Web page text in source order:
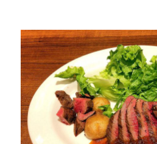
プ
の
肉
質
が
魅
了
す